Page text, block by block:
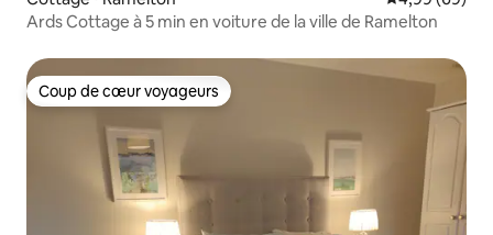
Ards Cottage à 5 min en voiture de la ville de Ramelton
Coup de cœur voyageurs
Coup de cœur voyageurs